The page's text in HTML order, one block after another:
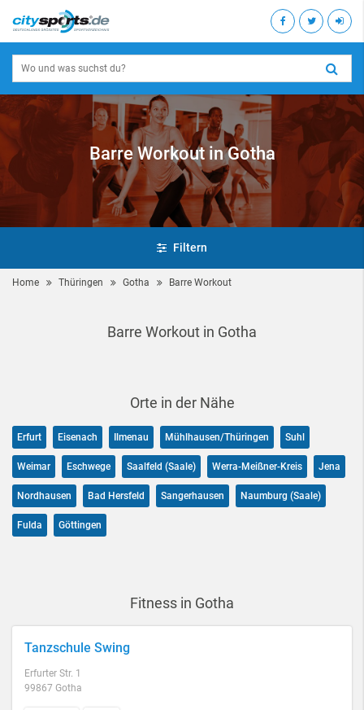
Barre Workout in Gotha
Filtern
Home Thüringen Gotha Barre Workout
Barre Workout in Gotha
Orte in der Nähe
Erfurt Eisenach Ilmenau Mühlhausen/Thüringen Suhl
Weimar Eschwege Saalfeld (Saale) Werra-Meißner-Kreis Jena
Nordhausen Bad Hersfeld Sangerhausen Naumburg (Saale)
Fulda Göttingen
Fitness in Gotha
Tanzschule Swing
Erfurter Str. 1
99867 Gotha